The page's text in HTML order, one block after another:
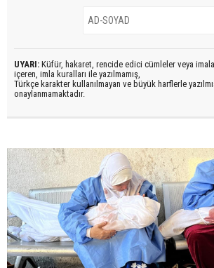
UYARI: Küfür, hakaret, rencide edici cümleler veya
içeren, imla kuralları ile yazılmamış,
Türkçe karakter kullanılmayan ve büyük harflerle
onaylanmamaktadır.